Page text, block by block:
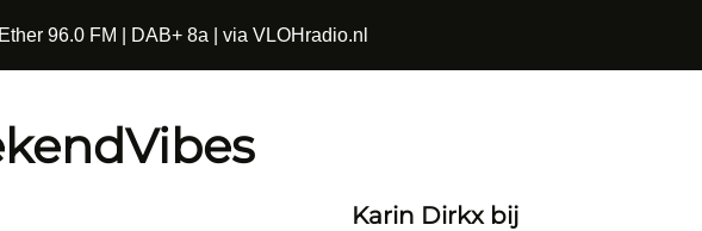
96.0 FM | DAB+ 8a | via VLOHradio.nl
Karin Dirkx bij